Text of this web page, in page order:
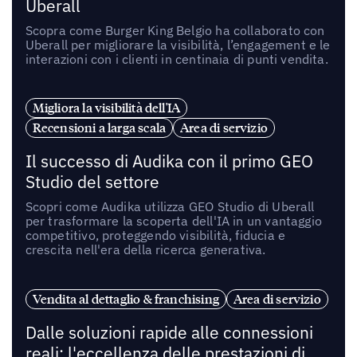
Uberall
Scopra come Burger King Belgio ha collaborato con
Uberall per migliorare la visibilità, l’engagement e le
interazioni con i clienti in centinaia di punti vendita.
Migliora la visibilità dell'IA
Recensioni a larga scala
Area di servizio
Il successo di Audika con il primo GEO
Studio del settore
Scopri come Audika utilizza GEO Studio di Uberall
per trasformare la scoperta dell'IA in un vantaggio
competitivo, proteggendo visibilità, fiducia e
crescita nell'era della ricerca generativa.
Vendita al dettaglio & franchising Area di servizio
Dalle soluzioni rapide alle connessioni